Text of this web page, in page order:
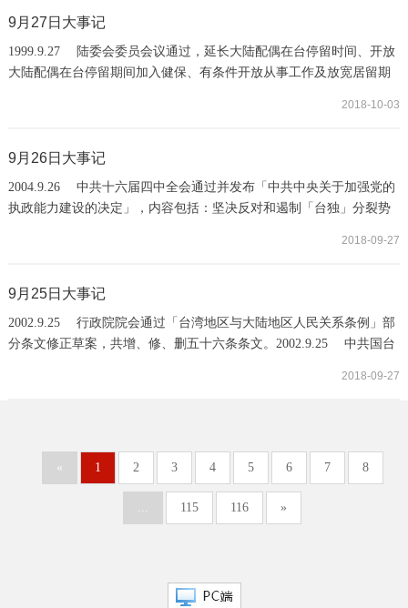
解除对我方新闻媒体如中时电子报及联合新闻网等不当的干扰与封
锁，才是改善两岸新闻交流的正确作法。200...
9月27日大事记
1999.9.27 陆委会委员会议通过，延长大陆配偶在台停留时间、开放
大陆配偶在台停留期间加入健保、有条件开放从事工作及放宽居留期
人朱邦造在记者会上强调依APEC有关谅解备忘录的规定和惯例，「陈
水扁不能参加上海APEC的会议」...
2018-10-03
9月26日大事记
2004.9.26 中共十六届四中全会通过并发布「中共中央关于加强党的
执政能力建设的决定」，内容包括：坚决反对和遏制「台独」分裂势
的中华人民共和国绝对不一样，彼此分立、分治、互不隶属。总统也
表示，面对中国在国际上不断打压台湾，政...
2018-09-27
9月25日大事记
2002.9.25 行政院院会通过「台湾地区与大陆地区人民关系条例」部
分条文修正草案，共增、修、删五十六条条文。2002.9.25 中共国台
航空货运便捷措施，自即日起开放由台...
2018-09-27
« 1 2 3 4 5 6 7 8
... 115 116 »